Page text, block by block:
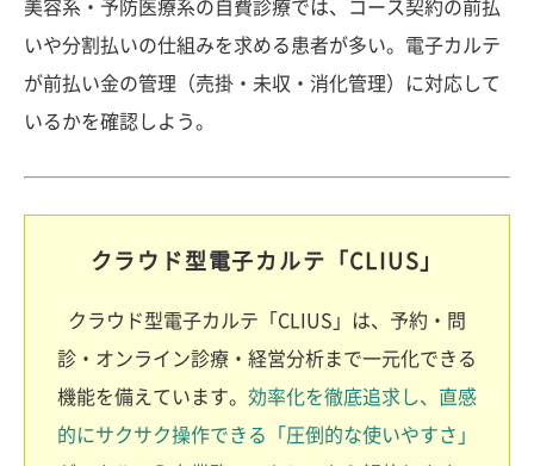
美容系・予防医療系の自費診療では、コース契約の前払
いや分割払いの仕組みを求める患者が多い。電子カルテ
が前払い金の管理（売掛・未収・消化管理）に対応して
いるかを確認しよう。
クラウド型電子カルテ「CLIUS」
クラウド型電子カルテ「CLIUS」は、予約・問
診・オンライン診療・経営分析まで一元化できる
機能を備えています。 効率化を徹底追求し、直感
的にサクサク操作できる「圧倒的な使いやすさ」